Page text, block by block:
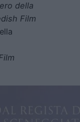
della
Film